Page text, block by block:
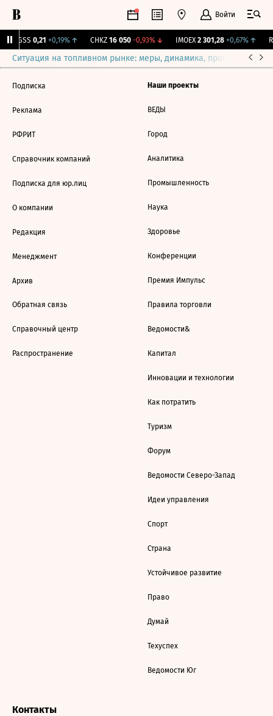
Войти
RGSS 0,21 +0,19%↑ CHKZ 16 050 -0,93%↓ IMOEX 2 301,28 +0,67%↑
Ситуация на топливном рынке: меры, динамика, прогнозы
Подписка
Реклама
РФРИТ
Справочник компаний
Подписка для юр.лиц
О компании
Редакция
Менеджмент
Архив
Обратная связь
Справочный центр
Распространение
Наши проекты
ВЕДЫ
Город
Аналитика
Промышленность
Наука
Здоровье
Конференции
Премия Импульс
Правила торговли
Ведомости&
Капитал
Инновации и технологии
Как потратить
Туризм
Форум
Ведомости Северо-Запад
Идеи управления
Спорт
Страна
Устойчивое развитие
Право
Думай
Техуспех
Ведомости Юг
Контакты